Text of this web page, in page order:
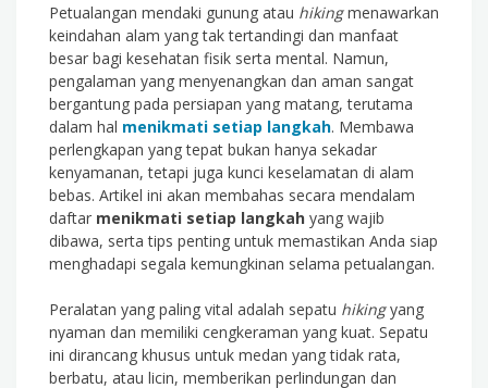
Petualangan mendaki gunung atau hikingmenawarkan
keindahan alam yang tak tertandingi dan manfaat
besar bagi kesehatan fisik serta mental. Namun,
pengalaman yang menyenangkan dan aman sangat
bergantung pada persiapan yang matang, terutama
dalam hal menikmati setiap langkah. Membawa
perlengkapan yang tepat bukan hanya sekadar
kenyamanan, tetapi juga kunci keselamatan di alam
bebas. Artikel ini akan membahas secara mendalam
daftar menikmati setiap langkah yang wajib
dibawa, serta tips penting untuk memastikan Anda siap
menghadapi segala kemungkinan selama petualangan.
Peralatan yang paling vital adalah sepatu hikingyang
nyaman dan memiliki cengkeraman yang kuat. Sepatu
ini dirancang khusus untuk medan yang tidak rata,
berbatu, atau licin, memberikan perlindungan dan